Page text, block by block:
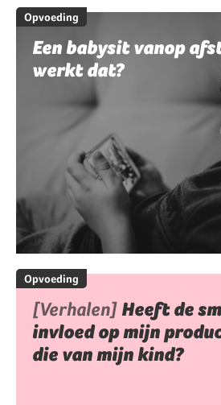
Opvoeding
Een babysit vanop
werkt dat?
Opvoeding
[Verhalen] Heeft de
invloed op mijn
die van mijn kind?